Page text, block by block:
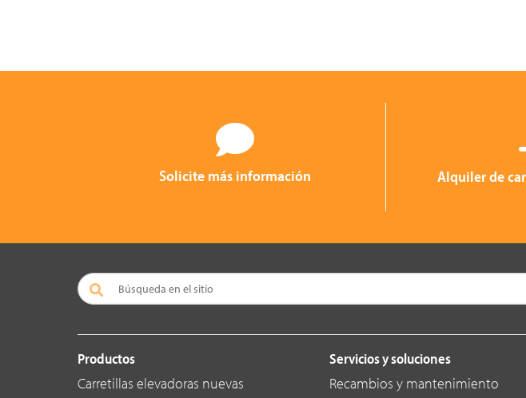
Solicite más información Alquiler de
Productos
Carretillas elevadoras nuevas
Servicios y soluciones
Recambios y mantenimiento